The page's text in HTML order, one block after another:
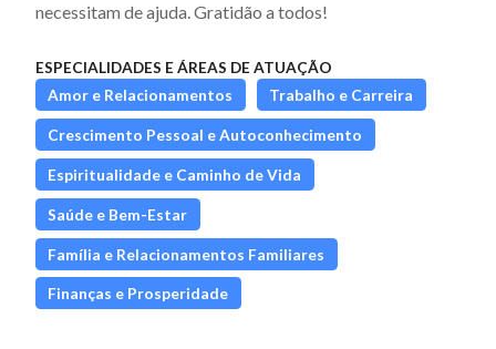
necessitam de ajuda. Gratidão a todos!
ESPECIALIDADES E ÁREAS DE ATUAÇÃO
Amor e Relacionamentos
Trabalho e Carreira
Crescimento Pessoal e Autoconhecimento
Espiritualidade e Caminho de Vida
Saúde e Bem-Estar
Família e Relacionamentos Familiares
Finanças e Prosperidade